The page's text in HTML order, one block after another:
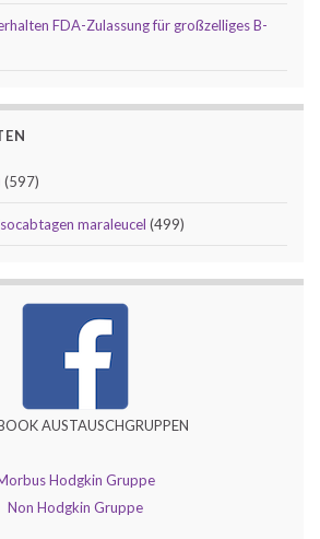
FDA-Zulassung für großzelliges B-
(597)
maraleucel (499)
AUSTAUSCHGRUPPEN
Hodgkin Gruppe
Non Hodgkin Gruppe